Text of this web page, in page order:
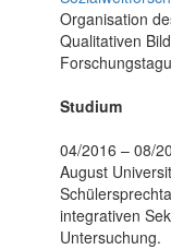
Organisation
Qualitativen
Studium
04/2016 – 08/
August
integrativen
Untersuchung.